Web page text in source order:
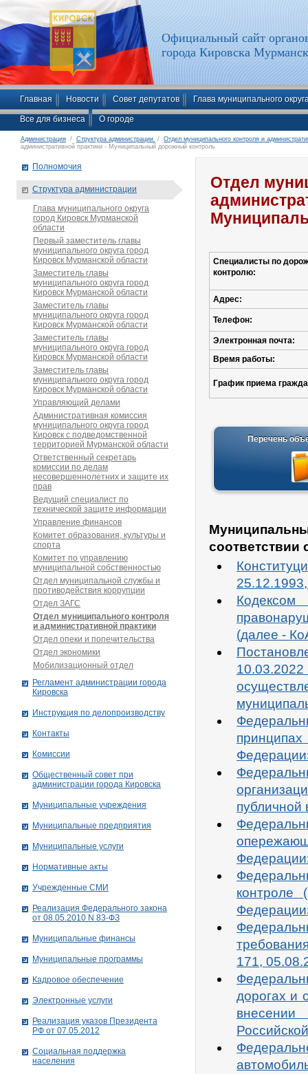
Официальный сайт
города Кировска
Главная Новости Совет депутатов Глава муниципального
Все для бизнеса О городе
Администрация / Структура администрации / Отдел муниципального контроля и
административной практики - Муниципальный дорожный контроль
Отдел
Специалисты по
контролю:
Адрес:
Телефон:
Электронная почта:
Время работы:
График приема
Перечень
соответствии
(далее -
публичной
Федерации
контроле
171,
дорогах и
Полномочия
Структура администрации
Глава муниципального округа
город Кировск Мурманской
области
Первый заместитель главы
муниципального округа город
Кировск Мурманской области
Заместитель главы
муниципального округа город
Кировск Мурманской области
Заместитель главы
муниципального округа город
Кировск Мурманской области
Заместитель главы
муниципального округа город
Кировск Мурманской области
Заместитель главы
муниципального округа город
Кировск Мурманской области
Управляющий делами
Административная комиссия
муниципального округа город
Кировск с подведомственной
территорией Мурманской области
Ответственный секретарь
комиссии по делам
несовершеннолетних и защите их
прав
Ведущий специалист по
технической защите информации
Управление финансов
Комитет образования, культуры и
спорта
Комитет по управлению
муниципальной собственностью
Отдел муниципальной службы и
противодействия коррупции
Отдел ЗАГС
Отдел муниципального контроля
и административной практики
Отдел опеки и попечительства
Отдел экономики
Мобилизационный отдел
Рег­ла­мент ад­ми­нист­ра­ции го­ро­да
Ки­ров­ска
Инструкция по делопроизводству
Контакты
Комиссии
Общественный совет при
администрации города Кировска
Муниципальные учреждения
Муниципальные предприятия
Муниципальные услуги
Нормативные акты
Учрежденные СМИ
Реализация Федерального закона
от 08.05.2010 N 83-ФЗ
Муниципальные финансы
Муниципальные программы
Кадровое обеспечение
Электронные услуги
Реализация указов Президента
РФ от 07.05.2012
Социальная поддержка
населения